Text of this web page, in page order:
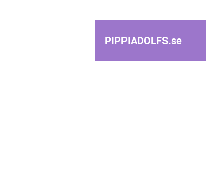
PIPPIADOLFS.se